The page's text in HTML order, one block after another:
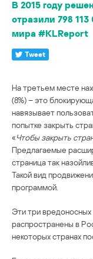
В 2015 году
отразили 798
мира #KLReport
Tweet
На третьем месте
(8%) – это
навязывает
попытке закрыть
«Чтобы закрыть
Предлагаемые
страница так
Такой вид
программой.
Эти три
распространены в
некоторых странах